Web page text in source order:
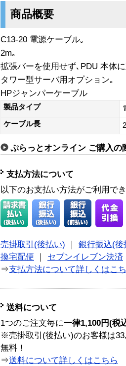
商品概要
C13-20 電源ケーブル｡
2m｡
拡張バーを使用せず､PDU 本体
タワー型サーバ用オプション｡
HPジャンパーケーブル
製品タイプ
ケーブル長
ぷらっとオンライン ご購入の
支払方法について
以下のお支払い方法がご利用で
売掛取引(後払い)
銀行振込(後
換宅配便
セブンイレブン決済
⇒支払方法について詳しくはこ
送料について
1つのご注文毎に一律1,100円(税
※売掛取引(後払い)のお客様は
無料！
⇒送料について詳しくはこちら